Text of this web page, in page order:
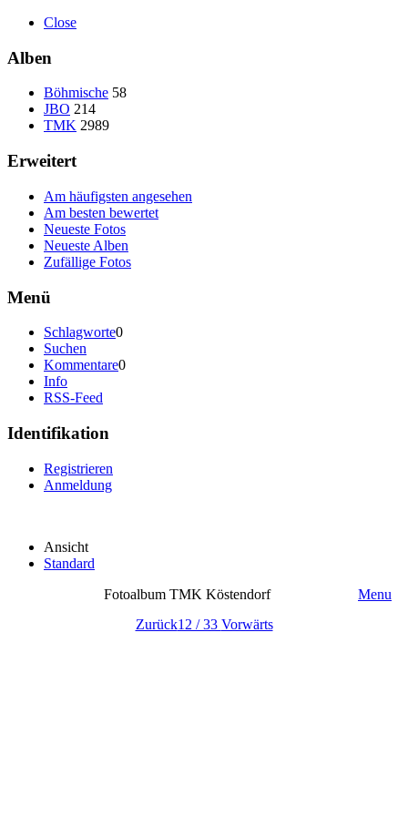
Close
Alben
Böhmische 58
JBO 214
TMK 2989
Erweitert
Am häufigsten angesehen
Am besten bewertet
Neueste Fotos
Neueste Alben
Zufällige Fotos
Menü
Schlagworte0
Suchen
Kommentare0
Info
RSS-Feed
Identifikation
Registrieren
Anmeldung
Ansicht
Standard
Fotoalbum TMK Köstendorf
Menu
Zurück12 / 33 Vorwärts